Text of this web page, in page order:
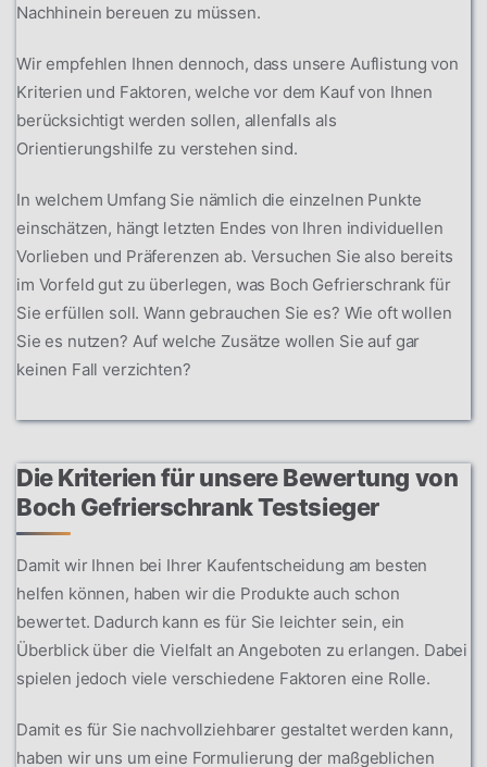
Nachhinein bereuen zu müssen.
Wir empfehlen Ihnen dennoch, dass unsere Auflistung von
Kriterien und Faktoren, welche vor dem Kauf von Ihnen
berücksichtigt werden sollen, allenfalls als
Orientierungshilfe zu verstehen sind.
In welchem Umfang Sie nämlich die einzelnen Punkte
einschätzen, hängt letzten Endes von Ihren individuellen
Vorlieben und Präferenzen ab. Versuchen Sie also bereits
im Vorfeld gut zu überlegen, was Boch Gefrierschrank für
Sie erfüllen soll. Wann gebrauchen Sie es? Wie oft wollen
Sie es nutzen? Auf welche Zusätze wollen Sie auf gar
keinen Fall verzichten?
Die Kriterien für unsere Bewertung von
Boch Gefrierschrank Testsieger
Damit wir Ihnen bei Ihrer Kaufentscheidung am besten
helfen können, haben wir die Produkte auch schon
bewertet. Dadurch kann es für Sie leichter sein, ein
Überblick über die Vielfalt an Angeboten zu erlangen. Dabei
spielen jedoch viele verschiedene Faktoren eine Rolle.
Damit es für Sie nachvollziehbarer gestaltet werden kann,
haben wir uns um eine Formulierung der maßgeblichen